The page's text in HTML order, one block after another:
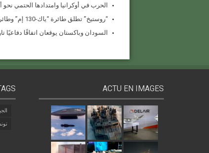
الحرب في أوكرانيا وامتدادها الحتمي نحو
“روستيخ” تطلق طائرة “ياك-130 إم” وطائرة “أنسات-إم” المُستبدلة للواردات في معرض دبي للطيران 2025
السودان وباكستان يوقعان اتفاقًا دفاعيًا تاريخيًا
ACTU EN IMAGES